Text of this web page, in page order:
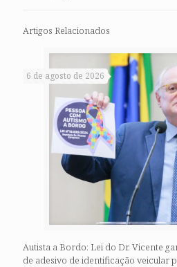
Artigos Relacionados
6 de agosto de 2026
Autista a Bordo: Lei do Dr. Vicente
de adesivo de identificação veicular